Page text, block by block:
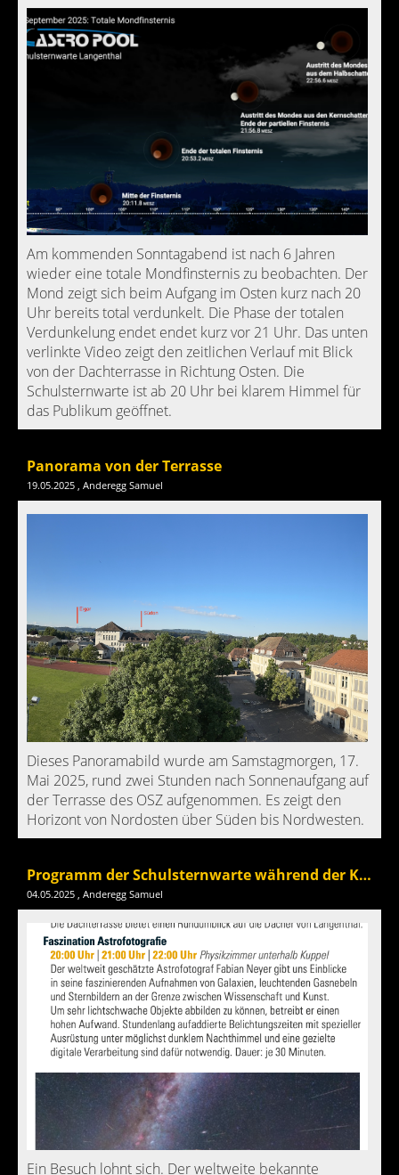
Am kommenden Sonntagabend ist nach 6 Jahren
wieder eine totale Mondfinsternis zu beobachten. Der
Mond zeigt sich beim Aufgang im Osten kurz nach 20
Uhr bereits total verdunkelt. Die Phase der totalen
Verdunkelung endet endet kurz vor 21 Uhr. Das unten
verlinkte Video zeigt den zeitlichen Verlauf mit Blick
von der Dachterrasse in Richtung Osten. Die
Schulsternwarte ist ab 20 Uhr bei klarem Himmel für
das Publikum geöffnet.
Panorama von der Terrasse
19.05.2025 , Anderegg Samuel
Dieses Panoramabild wurde am Samstagmorgen, 17.
Mai 2025, rund zwei Stunden nach Sonnenaufgang auf
der Terrasse des OSZ aufgenommen. Es zeigt den
Horizont von Nordosten über Süden bis Nordwesten.
Programm der Schulsternwarte während der Kulturnacht am 9. Mai 2025
04.05.2025 , Anderegg Samuel
Ein Besuch lohnt sich. Der weltweite bekannte